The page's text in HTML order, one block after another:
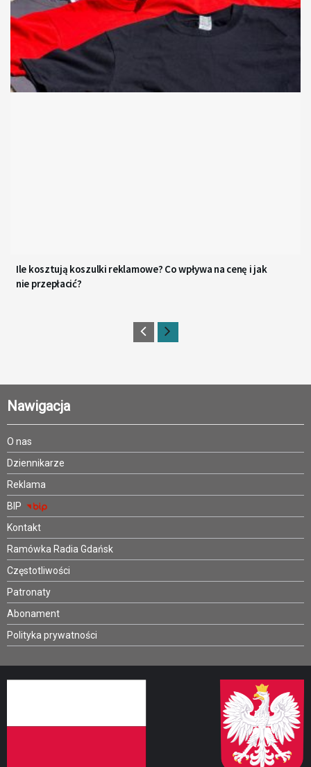
Ile kosztują koszulki reklamowe? Co wpływa na cenę i jak
nie przepłacić?
Nawigacja
O nas
Dziennikarze
Reklama
BIP
Kontakt
Ramówka Radia Gdańsk
Częstotliwości
Patronaty
Abonament
Polityka prywatności